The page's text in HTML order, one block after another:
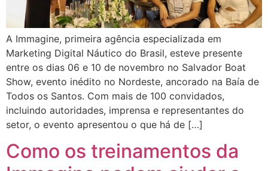
A Immagine, primeira agência especializada em
Marketing Digital Náutico do Brasil, esteve presente
entre os dias 06 e 10 de novembro no Salvador Boat
Show, evento inédito no Nordeste, ancorado na Baía de
Todos os Santos. Com mais de 100 convidados,
incluindo autoridades, imprensa e representantes do
setor, o evento apresentou o que há de […]
Como os treinamentos da